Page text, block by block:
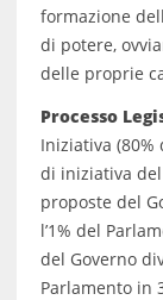
formazione
di potere,
delle proprie
Processo
Iniziativa (80%
di iniziativa del
proposte del
l’1% del
del Governo
Parlamento in